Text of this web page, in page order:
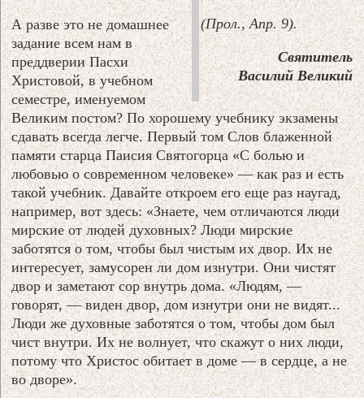
(Прол., Апр. 9).
Святитель
Василий Великий
А разве это не домашнее
задание всем нам в
преддверии Пасхи
Христовой, в учебном
семестре, именуемом
Великим постом? По хорошему учебнику экзамены
сдавать всегда легче. Первый том Слов блаженной
памяти старца Паисия Святогорца «С болью и
любовью о современном человеке» — как раз и есть
такой учебник. Давайте откроем его еще раз наугад,
например, вот здесь: «Знаете, чем отличаются люди
мирские от людей духовных? Люди мирские
заботятся о том, чтобы был чистым их двор. Их не
интересует, замусорен ли дом изнутри. Они чистят
двор и заметают сор внутрь дома. «Людям, —
говорят, — виден двор, дом изнутри они не видят...
Люди же духовные заботятся о том, чтобы дом был
чист внутри. Их не волнует, что скажут о них люди,
потому что Христос обитает в доме — в сердце, а не
во дворе».